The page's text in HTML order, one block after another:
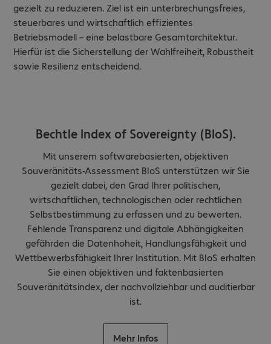
gezielt zu reduzieren. Ziel ist ein unterbrechungsfreies,
steuerbares und wirtschaftlich effizientes
Betriebsmodell – eine belastbare Gesamtarchitektur.
Hierfür ist die Sicherstellung der Wahlfreiheit, Robustheit
sowie Resilienz entscheidend.
Bechtle Index of Sovereignty (BIoS).
Mit unserem softwarebasierten, objektiven
Souveränitäts-Assessment BIoS unterstützen wir Sie
gezielt dabei, den Grad Ihrer politischen,
wirtschaftlichen, technologischen oder rechtlichen
Selbstbestimmung zu erfassen und zu bewerten.
Fehlende Transparenz und digitale Abhängigkeiten
gefährden die Datenhoheit, Handlungsfähigkeit und
Wettbewerbsfähigkeit Ihrer Institution. Mit BIoS erhalten
Sie einen objektiven und faktenbasierten
Souveränitätsindex, der nachvollziehbar und auditierbar
ist.
Mehr Infos